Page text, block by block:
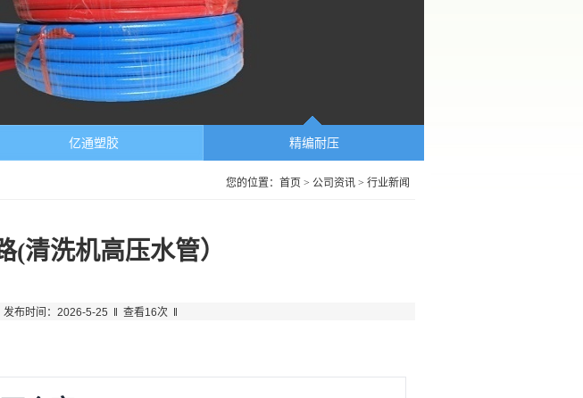
亿通塑胶 精编耐压
您的位置： 首页 > 公司资讯 > 行业新闻
清洗机高压水管）
布时间：2026-5-25 ‖ 查看16次 ‖